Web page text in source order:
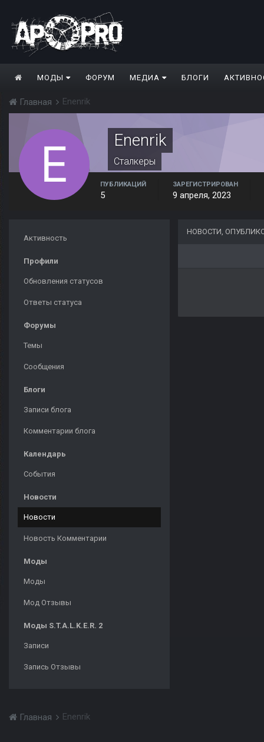
МОДЫ ФОРУМ МЕДИА БЛОГИ
Главная Enenrik
Enenrik
Сталкеры
ПУБЛИКАЦИЙ
5
ЗАРЕГИСТРИРОВАН
9 апреля, 2023
Активность
Профили
Обновления статусов
Ответы статуса
Форумы
Темы
Сообщения
Блоги
Записи блога
Комментарии блога
Календарь
События
Новости
Новости
Новость Комментарии
Моды
Моды
Мод Отзывы
Моды S.T.A.L.K.E.R. 2
Записи
Запись Отзывы
НОВОСТИ,
Главная Enenrik